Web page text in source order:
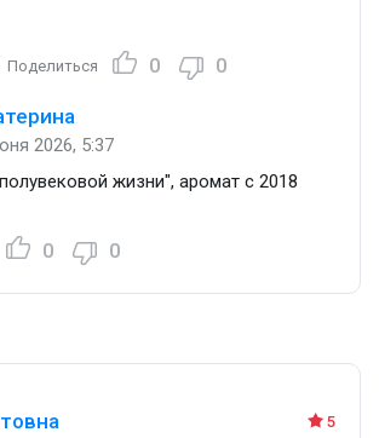
Поделиться 0 0
2026, 5:37
жизни", аромат с 2018
0 0
5